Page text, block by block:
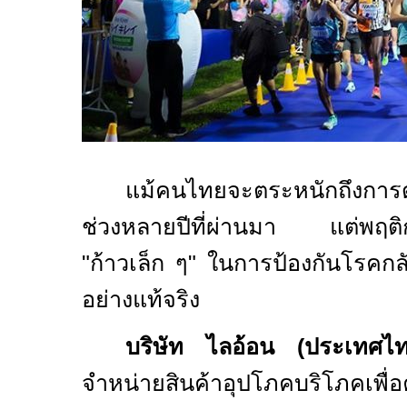
แม้คนไทยจะตระหนักถึงกา
ช่วงหลายปีที่ผ่านมา แต่พฤติก
"ก้าวเล็ก ๆ" ในการป้องกันโรค
อย่างแท้จริง
บริษัท ไลอ้อน (ประเทศไ
จำหน่ายสินค้าอุปโภคบริโภคเ